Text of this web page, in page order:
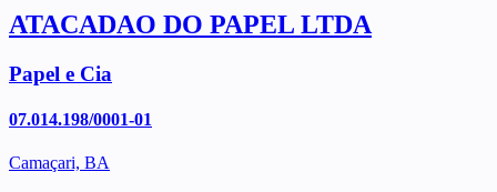
ATACADAO DO PAPEL LTDA
Papel e Cia
07.014.198/0001-01
Camaçari, BA